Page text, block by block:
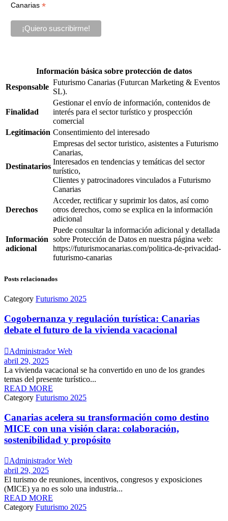
Canarias *
Información básica sobre protección de datos
Responsable
Futurismo Canarias (Futurcan Marketing & Eventos
SL).
Finalidad
Gestionar el envío de información, contenidos de
interés para el sector turístico y prospección
comercial
Legitimación Consentimiento del interesado
Destinatarios
Empresas del sector turistico, asistentes a Futurismo
Canarias,
Interesados en tendencias y temáticas del sector
turístico,
Clientes y patrocinadores vinculados a Futurismo
Canarias
Derechos
Acceder, rectificar y suprimir los datos, así como
otros derechos, como se explica en la información
adicional
Información
adicional
Puede consultar la información adicional y detallada
sobre Protección de Datos en nuestra página web:
https://futurismocanarias.com/politica-de-privacidad-
futurismo-canarias
Posts relacionados
Category Futurismo 2025
Cogobernanza y regulación turística: Canarias
debate el futuro de la vivienda vacacional
Administrador Web
abril 29, 2025
La vivienda vacacional se ha convertido en uno de los grandes
temas del presente turístico...
READ MORE
Category Futurismo 2025
Canarias acelera su transformación como destino
MICE con una visión clara: colaboración,
sostenibilidad y propósito
Administrador Web
abril 29, 2025
El turismo de reuniones, incentivos, congresos y exposiciones
(MICE) ya no es solo una industria...
READ MORE
Category Futurismo 2025